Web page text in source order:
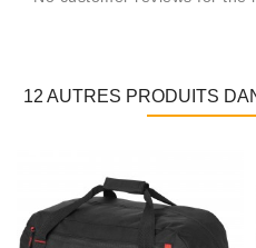
12 AUTRES PRODUITS